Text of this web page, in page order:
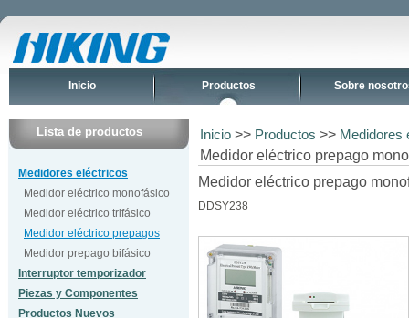
Inicio Productos Sobre
Lista de productos
Medidores eléctricos
Medidor eléctrico monofásico
Medidor eléctrico trifásico
Medidor eléctrico prepagos
Medidor prepago bifásico
Interruptor temporizador
Piezas y Componentes
Productos Nuevos
Inicio >> Productos >> Medidores
Medidor eléctrico prepago
Medidor eléctrico prepago
DDSY238